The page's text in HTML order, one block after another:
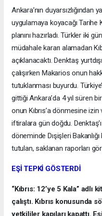
Ankara’nın duyarsızlığından
uygulamaya koyacağı Tarihe
planını hazırladı. Türkler iki
müdahale kararı alamadan
açıklanacaktı. Denktaş
çalışırken Makarios onun
tutuklanması buyurdu.
gittiği Ankara’da 4 yıl süren
onun Kıbrıs’a dönmesine
iftiralara gün doğdu.
döneminde Dışişleri
tutulan, saklanan raporları
EŞİ TEPKİ GÖSTERDİ
“Kıbrıs: 12’ye 5 Kala”
çalıştı. Kıbrıs konusunda
yetkililer kapıları kapattı.